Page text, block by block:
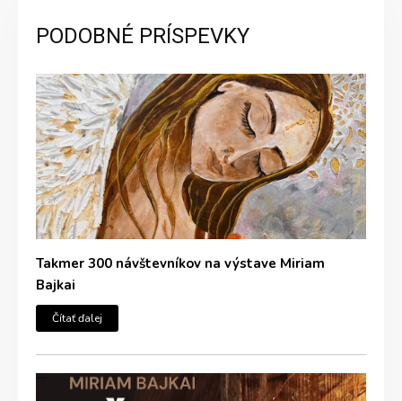
PODOBNÉ PRÍSPEVKY
Takmer 300 návštevníkov na výstave Miriam
Bajkai
Čítať ďalej